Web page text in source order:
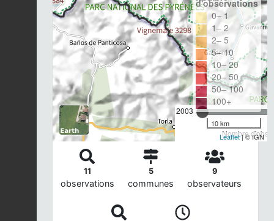
2003
Nombre
d'observations
0– 1
1– 2
2– 5
5– 10
10– 20
20– 50
50– 100
100+
10 km
Leaflet| © IGN
11
observations
5
communes
9
observateurs